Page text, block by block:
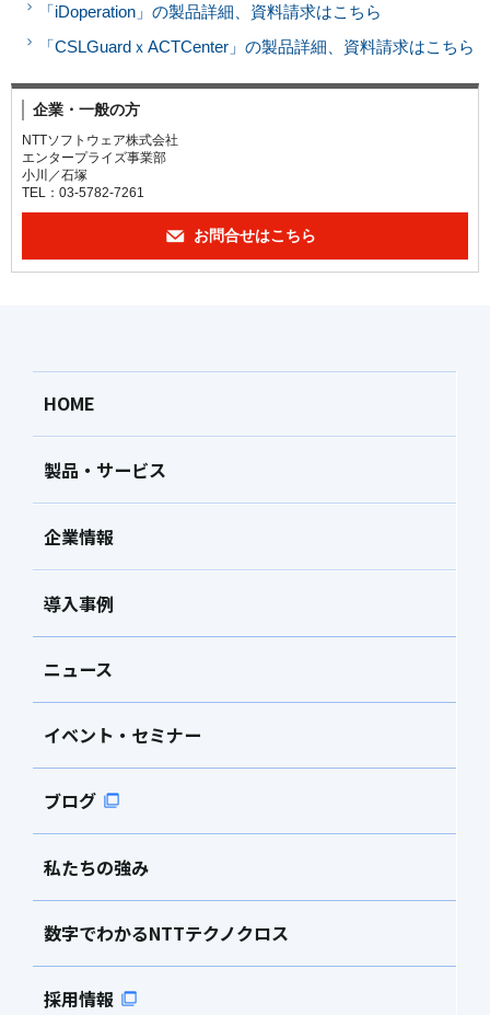
「iDoperation」の製品詳細、資料請求はこちら
「CSLGuardｘACTCenter」の製品詳細、資料請求はこちら
企業・一般の方
NTTソフトウェア株式会社
エンタープライズ事業部
小川／石塚
TEL：03-5782-7261
お問合せはこちら
HOME
製品・サービス
企業情報
導入事例
ニュース
イベント・セミナー
ブログ
私たちの強み
数字でわかるNTTテクノクロス
採用情報